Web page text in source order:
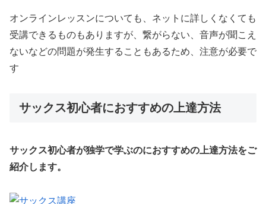
オンラインレッスンについても、ネットに詳しくなくても
受講できるものもありますが、繋がらない、音声が聞こえ
ないなどの問題が発生することもあるため、注意が必要で
す
サックス初心者におすすめの上達方法
サックス初心者が独学で学ぶのにおすすめの上達方法をご
紹介します。